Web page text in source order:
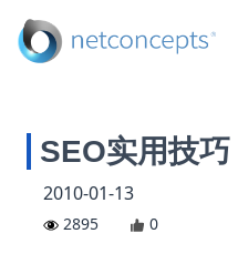
SEO实用技巧
2010-01-13
2895 0